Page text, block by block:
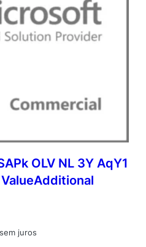
OLV NL 3Y AqY1
sem juros